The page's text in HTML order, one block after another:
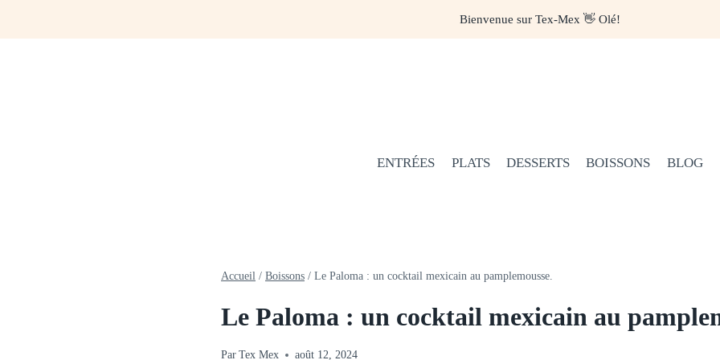
Bienvenue sur Tex-Mex 👋 Olé!
ENTRÉES PLATS DESSERTS BOISSONS BLOG
Accueil / Boissons / Le Paloma : un cocktail mexicain au pamplemousse.
Le Paloma : un cocktail mexicain au
Par Tex Mex août 12, 2024